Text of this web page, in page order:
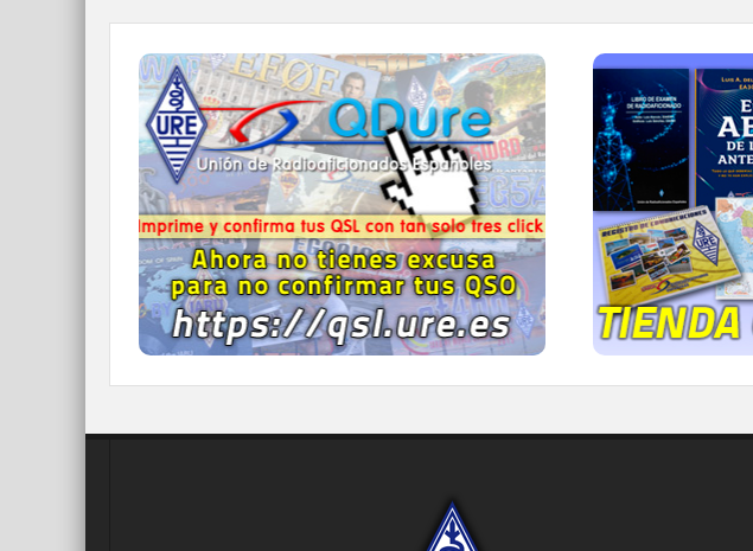
QDURE - https://qsl.ure.es
Imprime y confirma tus QSL en tan solo tres
click.
Nunca fue tan fácil y cómodo
el confirmar tus contactos.
IR A QDURE
gorras, tazas,
IR A LA